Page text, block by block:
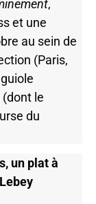
,
et une
au sein de
(Paris,
le
du
un plat à